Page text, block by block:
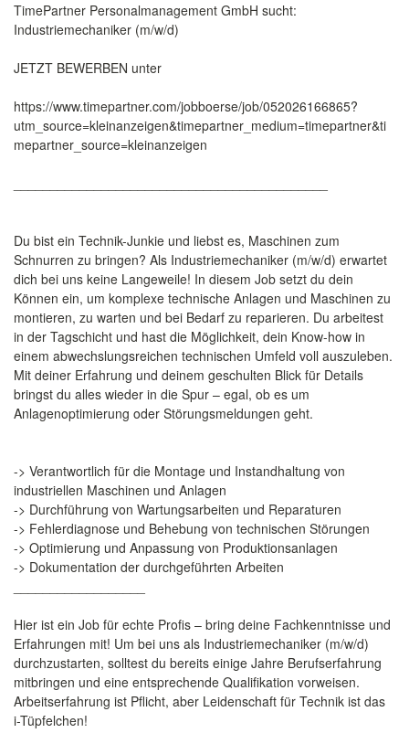
TimePartner Personalmanagement GmbH sucht:
Industriemechaniker (m/w/d)
JETZT BEWERBEN unter
https://www.timepartner.com/jobboerse/job/052026166865?
utm_source=kleinanzeigen&timepartner_medium=timepartner&ti
mepartner_source=kleinanzeigen
Du bist ein Technik-Junkie und liebst es, Maschinen zum
Schnurren zu bringen? Als Industriemechaniker (m/w/d) erwartet
dich bei uns keine Langeweile! In diesem Job setzt du dein
Können ein, um komplexe technische Anlagen und Maschinen zu
montieren, zu warten und bei Bedarf zu reparieren. Du arbeitest
in der Tagschicht und hast die Möglichkeit, dein Know-how in
einem abwechslungsreichen technischen Umfeld voll auszuleben.
Mit deiner Erfahrung und deinem geschulten Blick für Details
bringst du alles wieder in die Spur – egal, ob es um
Anlagenoptimierung oder Störungsmeldungen geht.
-> Verantwortlich für die Montage und Instandhaltung von
industriellen Maschinen und Anlagen
-> Durchführung von Wartungsarbeiten und Reparaturen
-> Fehlerdiagnose und Behebung von technischen Störungen
-> Optimierung und Anpassung von Produktionsanlagen
-> Dokumentation der durchgeführten Arbeiten
Hier ist ein Job für echte Profis – bring deine Fachkenntnisse und
Erfahrungen mit! Um bei uns als Industriemechaniker (m/w/d)
durchzustarten, solltest du bereits einige Jahre Berufserfahrung
mitbringen und eine entsprechende Qualifikation vorweisen.
Arbeitserfahrung ist Pflicht, aber Leidenschaft für Technik ist das
i-Tüpfelchen!